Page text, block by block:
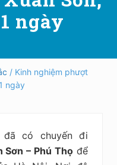
ngày
/ Kinh nghiệm phượt
ngày
có chuyến đi
– Phú Thọ để